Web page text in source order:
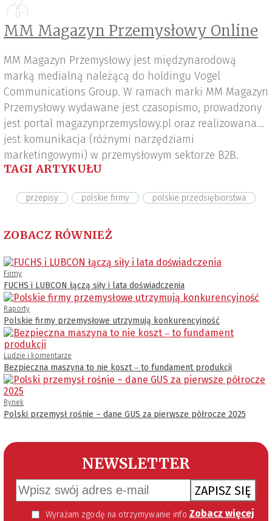
MM Magazyn Przemysłowy Online
MM Magazyn Przemysłowy jest międzynarodową
marką medialną należącą do holdingu Vogel
Communications Group. W ramach marki MM Magazyn
Przemysłowy wydawane jest czasopismo, prowadzony
jest portal magazynprzemyslowy.pl oraz realizowana
jest komunikacja (różnymi narzędziami
marketingowymi) w przemysłowym sektorze B2B.
TAGI ARTYKUŁU
przepisy polskie firmy polskie przedsiębiorstwa
ZOBACZ RÓWNIEŻ
Firmy
FUCHS i LUBCON łączą siły i lata doświadczenia
Raporty
Polskie firmy przemysłowe utrzymują konkurencyjność
Ludzie i komentarze
Bezpieczna maszyna to nie koszt ‒ to fundament produkcji
Rynek
Polski przemysł rośnie – dane GUS za pierwsze półrocze 2025
NEWSLETTER
ZAPISZ SIĘ
Wyrażam zgodę na otrzymywanie informacji handlowej kierowanej do mnie za pomocą środków komunikacji elektronicznej w szczególności poczty elektronicznej zgodnie z przepisem art. 10 ust 2 ustawy z dnia 18 lipca 2002 roku o świadczeniu usług drogą elektroniczną (Dz. U. 144 z 2002 r. poz. 1204). Zgoda jest dobrowolna, jednak jej wyrażenie jest konieczne, aby otrzymywać newsletter. Zobacz więcej